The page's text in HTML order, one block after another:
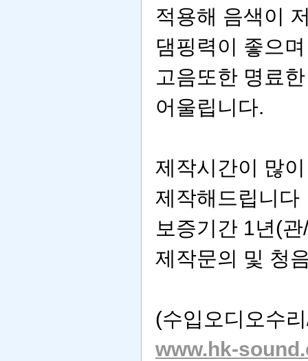
적용해 음색이
댐핑력이 좋으며
고음또한 명료
어울립니다.
제작시간이 많
제작해드립니다
보증기간 1년(
제작문의 및 청
(수입오디오수
www.hk-